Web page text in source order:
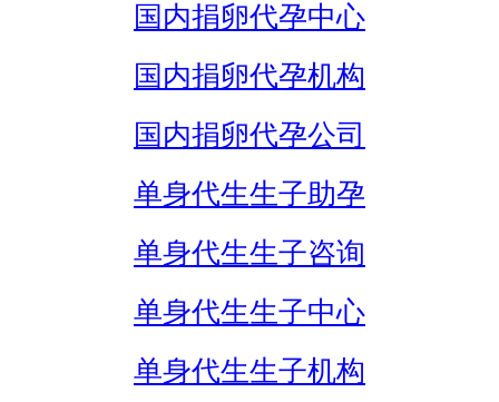
国内捐卵代孕中心
国内捐卵代孕机构
国内捐卵代孕公司
单身代生生子助孕
单身代生生子咨询
单身代生生子中心
单身代生生子机构